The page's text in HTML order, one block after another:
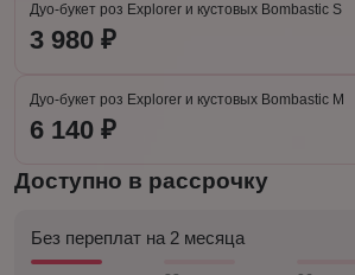
Дуо-букет роз Explorer и кустовых Bombastic S
3 980 ₽
Дуо-букет роз Explorer и кустовых Bombastic М
6 140 ₽
Доступно в рассрочку
Без переплат на 2 месяца